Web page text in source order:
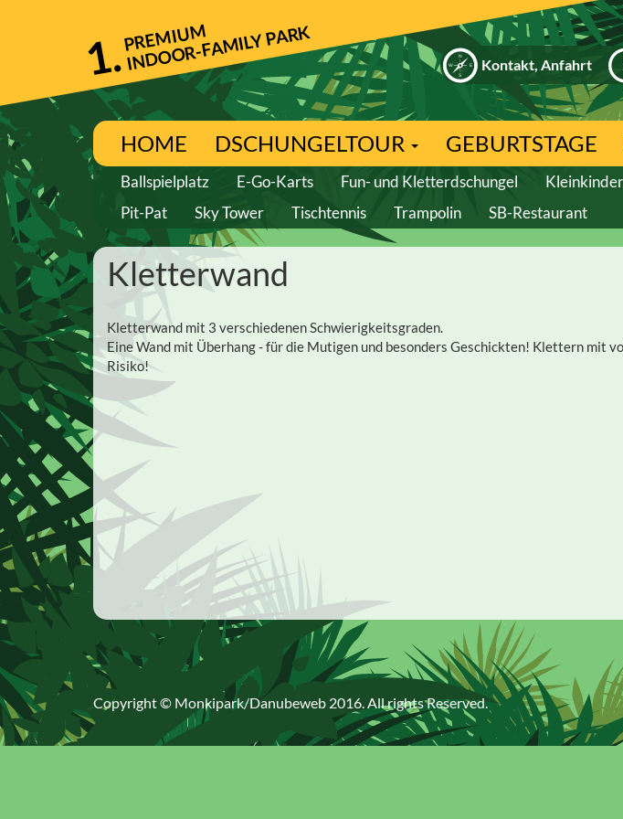
PREMIUM
INDOOR-FAMILY PARK
1. Kontakt, Anfahrt
HOME DSCHUNGELTOUR GEBURTSTAGE
Ballspielplatz E-Go-Karts Fun- und Kletterdschungel
Pit-Pat
Sky Tower Tischtennis Trampolin SB-Restaurant
Kletterwand
Kletterwand mit 3 verschiedenen Schwierigkeitsgraden.
Eine Wand mit Überhang - für die Mutigen und besonders Geschickten! Klettern mit
Risiko!
Copyright © Monkipark/Danubeweb 2016 . All rights Reserved.